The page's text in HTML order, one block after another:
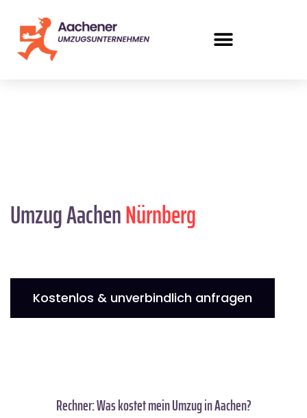
Umzug AachenNürnberg
Kostenlos & unverbindlich anfragen
Rechner: Was kostet mein Umzug in Aachen?